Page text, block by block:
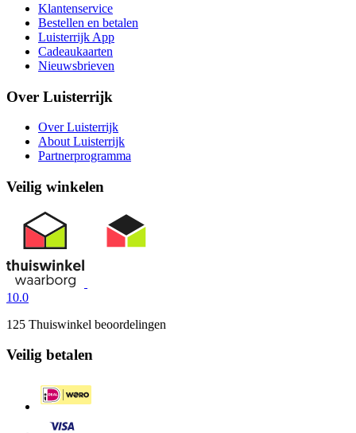
Klantenservice
Bestellen en betalen
Luisterrijk App
Cadeaukaarten
Nieuwsbrieven
Over Luisterrijk
Over Luisterrijk
About Luisterrijk
Partnerprogramma
Veilig winkelen
10.0
125 Thuiswinkel beoordelingen
Veilig betalen